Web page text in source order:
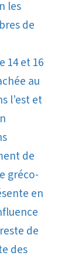
les
de
14 et 16
au
l’est et
de
gréco-
en
de
des